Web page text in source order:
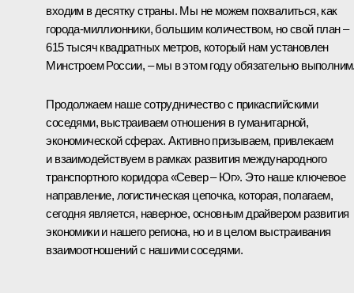
входим в десятку страны. Мы не можем похвалиться, как
города-миллионники, большим количеством, но свой план –
615 тысяч квадратных метров, который нам установлен
Минстроем России, – мы в этом году обязательно
Продолжаем наше сотрудничество с прикаспийскими
соседями, выстраиваем отношения в гуманитарной,
экономической сферах. Активно призываем, привлекаем
и взаимодействуем в рамках развития международного
транспортного коридора «Север – Юг». Это наше ключевое
направление, логистическая цепочка, которая, полагаем,
сегодня является, наверное, основным драйвером развития
экономики и нашего региона, но и в целом выстраивания
взаимоотношений с нашими соседями.